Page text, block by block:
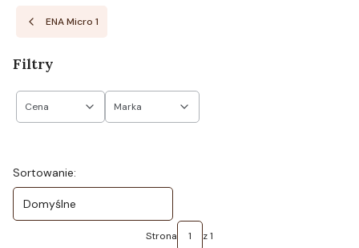
ENA Micro 1
Filtry
Cena Marka
Lista produktów
Sortowanie:
Domyślne
Strona z 1